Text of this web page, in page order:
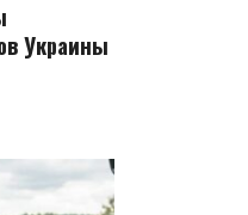
Украины